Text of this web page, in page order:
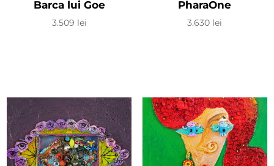
Barca lui Goe
3.509 lei
PharaOne
3.630 lei